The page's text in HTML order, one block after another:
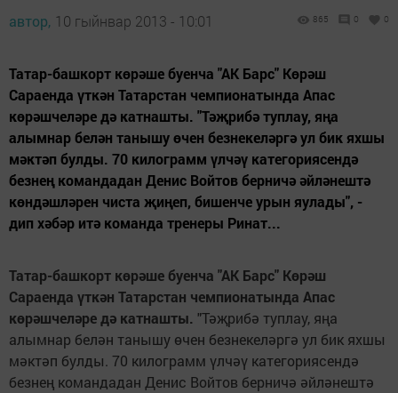
автор, 10 гыйнвар 2013 - 10:01 865 0 0
Татар-башкорт көрәше буенча "АК Барс" Көрәш
Сараенда үткән Татарстан чемпионатында Апас
көрәшчеләре дә катнашты. "Тәҗрибә туплау, яңа
алымнар белән танышу өчен безнекеләргә ул бик яхшы
мәктәп булды. 70 килограмм үлчәү категориясендә
безнең командадан Денис Войтов берничә әйләнештә
көндәшләрен чиста җиңеп, бишенче урын яулады", -
дип хәбәр итә команда тренеры Ринат...
Татар-башкорт көрәше буенча "АК Барс" Көрәш
Сараенда үткән Татарстан чемпионатында Апас
көрәшчеләре дә катнашты. "Тәҗрибә туплау, яңа
алымнар белән танышу өчен безнекеләргә ул бик яхшы
мәктәп булды. 70 килограмм үлчәү категориясендә
безнең командадан Денис Войтов берничә әйләнештә